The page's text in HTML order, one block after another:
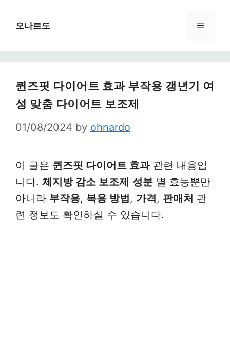
오나르도 Menu
퀸즈핏 다이어트 효과 부작용 갱년기 여
성 맞춤 다이어트 보조제
01/08/2024 by ohnardo
이 글은 퀸즈핏 다이어트 효과관련 내용입
니다. 체지방 감소 보조제 성분 별 효능뿐만
아니라 부작용, 복용 방법, 가격, 판매처 관
련 정보도 확인하실 수 있습니다.